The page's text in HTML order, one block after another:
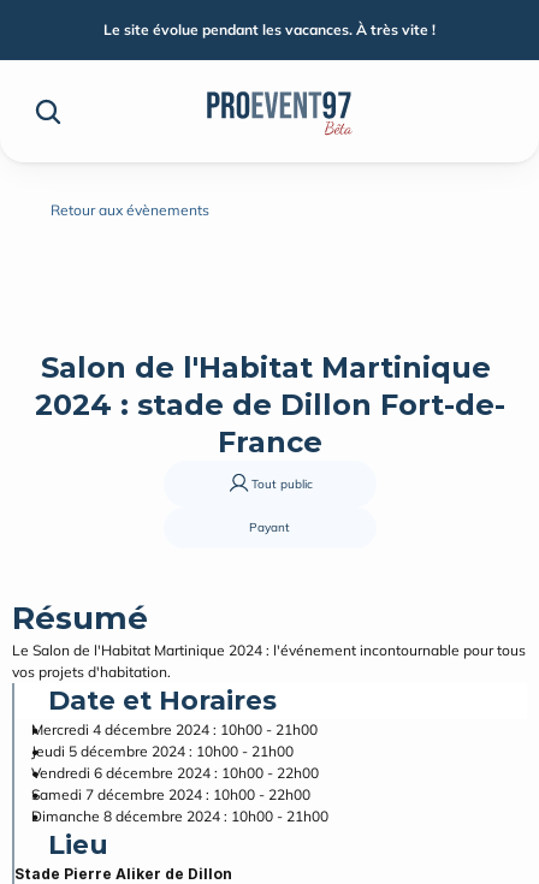
Retour aux évènements
Salon de l'Habitat Martinique
2024 : stade de Dillon Fort-de-
France
Tout public
Payant
Résumé
Le Salon de l'Habitat Martinique 2024 : l'événement incontournable pour tous
vos projets d'habitation.
Date et Horaires
Mercredi 4 décembre 2024 : 10h00 - 21h00
Jeudi 5 décembre 2024 : 10h00 - 21h00
Vendredi 6 décembre 2024 : 10h00 - 22h00
Samedi 7 décembre 2024 : 10h00 - 22h00
Dimanche 8 décembre 2024 : 10h00 - 21h00
Lieu
Stade Pierre Aliker de Dillon
Le site évolue pendant les vacances. À très vite !